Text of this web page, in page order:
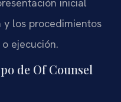
los procedimientos
ejecución.
de Of Counsel